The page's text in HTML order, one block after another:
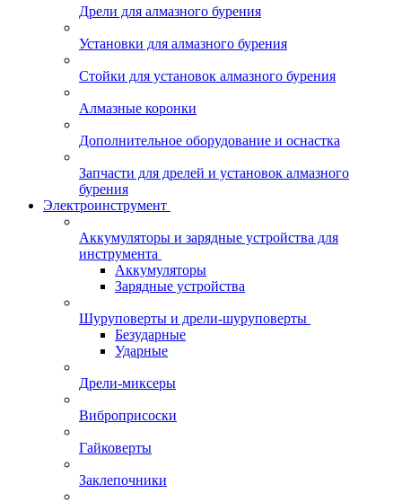
Дрели для алмазного бурения
Установки для алмазного бурения
Стойки для установок алмазного бурения
Алмазные коронки
Дополнительное оборудование и оснастка
Запчасти для дрелей и установок алмазного
бурения
Электроинструмент
Аккумуляторы и зарядные устройства для
инструмента
Аккумуляторы
Зарядные устройства
Шуруповерты и дрели-шуруповерты
Безударные
Ударные
Дрели-миксеры
Виброприсоски
Гайковерты
Заклепочники